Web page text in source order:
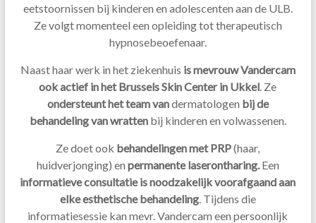
eetstoornissen bij kinderen en adolescenten aan de ULB.
Ze volgt momenteel een opleiding tot therapeutisch
hypnosebeoefenaar.
Naast haar werk in het ziekenhuis is mevrouw Vandercam
ook actief in het Brussels Skin Center in Ukkel . Ze
ondersteunt het team vandermatologen bij de
behandeling van wrattenbij kinderen en volwassenen.
Ze doet ook behandelingen met PRP(haar,
huidverjonging) en permanente laserontharing.Een
informatieve consultatie is noodzakelijk voorafgaand aan
elke esthetische behandeling. Tijdens die
informatiesessie kan mevr. Vandercam een persoonlijk